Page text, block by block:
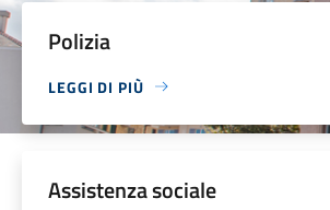
Polizia
LEGGI DI PIÙ
Assistenza sociale